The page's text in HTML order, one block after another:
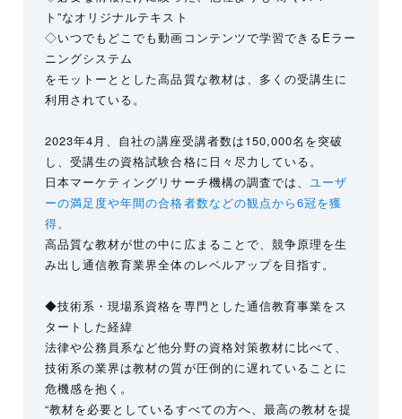
ト”なオリジナルテキスト
◇いつでもどこでも動画コンテンツで学習できるEラー
ニングシステム
をモットーととした高品質な教材は、多くの受講生に
利用されている。
2023年4月、自社の講座受講者数は150,000名を突破
し、受講生の資格試験合格に日々尽力している。
日本マーケティングリサーチ機構の調査では、 ユーザ
ーの満足度や年間の合格者数などの観点から6冠を獲
得。
高品質な教材が世の中に広まることで、競争原理を生
み出し通信教育業界全体のレベルアップを目指す。
◆技術系・現場系資格を専門とした通信教育事業をス
タートした経緯
法律や公務員系など他分野の資格対策教材に比べて、
技術系の業界は教材の質が圧倒的に遅れていることに
危機感を抱く。
“教材を必要としているすべての方へ、最高の教材を提